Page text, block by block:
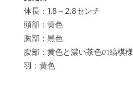
体長：1.8～2.8センチ
頭部：黄色
胸部：黒色
腹部：黄色と濃い茶色の縞模様
羽：黄色